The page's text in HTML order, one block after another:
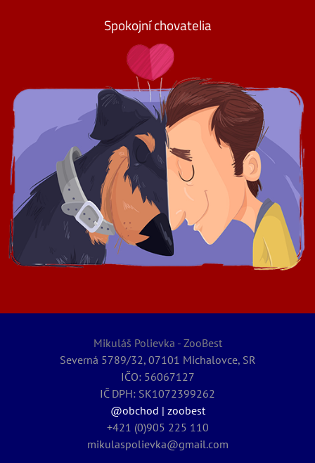
Spokojní chovatelia
Mikuláš Polievka - ZooBest
Severná 5789/32, 07101 Michalovce, SR
IČO: 56067127
IČ DPH: SK1072399262
@obchod | zoobest
+421 (0)905 225 110
mikulaspolievka@gmail.com